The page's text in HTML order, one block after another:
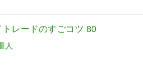
トレードのすごコツ 80
人